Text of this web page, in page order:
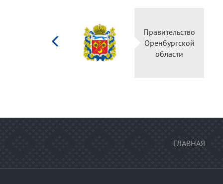
Правительство
Оренбургской
области
ГЛАВНАЯ